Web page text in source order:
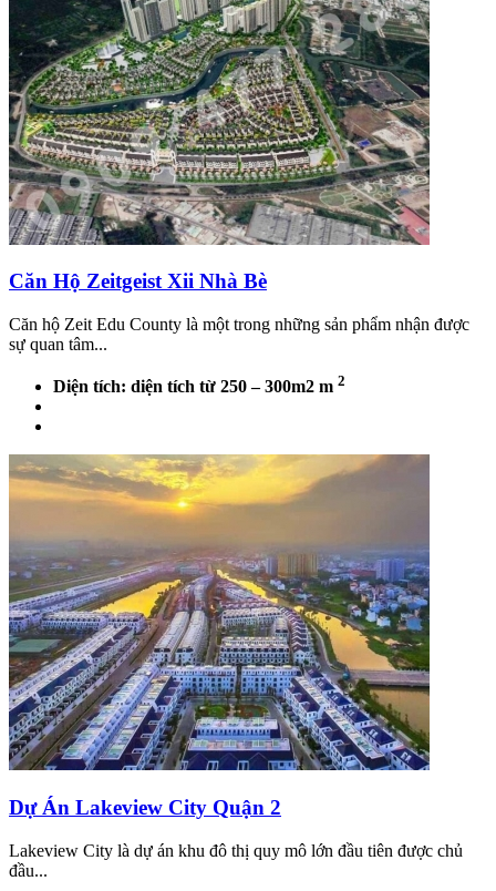
Căn Hộ Zeitgeist Xii Nhà Bè
Căn hộ Zeit Edu County là một trong những sản phẩm nhận được
sự quan tâm...
Diện tích: diện tích từ 250 – 300m2 m 2
Dự Án Lakeview City Quận 2
Lakeview City là dự án khu đô thị quy mô lớn đầu tiên được chủ
đầu...